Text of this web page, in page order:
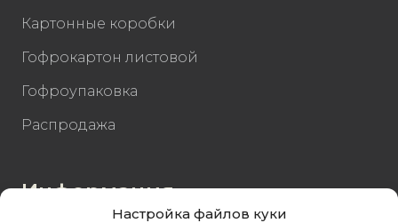
Настройка файлов куки
Картонные коробки
Гофрокартон листовой
Гофроупаковка
Распродажа
Информация